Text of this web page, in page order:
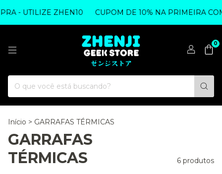
- UTILIZE ZHEN10 CUPOM DE 10% NA PRIMEIRA
0
Início > GARRAFAS TÉRMICAS
GARRAFAS
TÉRMICAS
6 produtos